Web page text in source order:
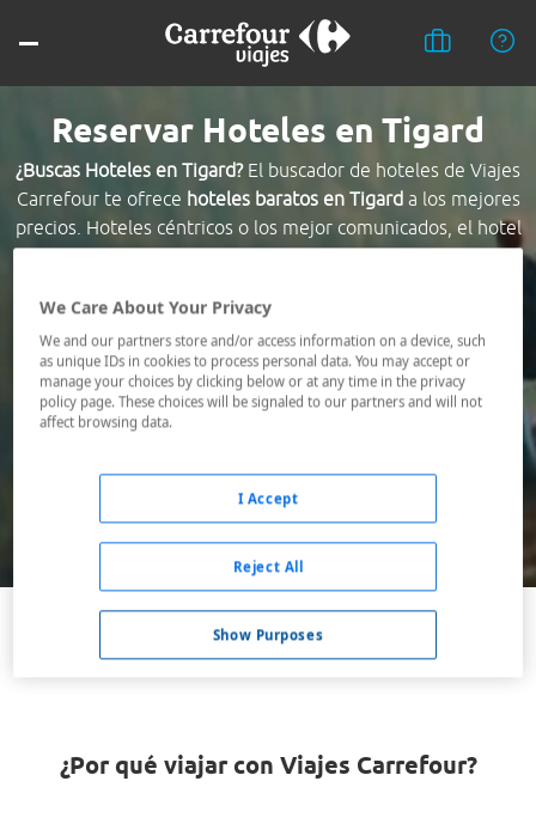
Reservar Hoteles en Tigard
¿Buscas Hoteles en Tigard?El buscador de hoteles de Viajes
Carrefour te ofrece hoteles baratos en Tigard a los mejores
precios. Hoteles céntricos o los mejor comunicados, el hotel
que busques nosotros te lo encontramos al mejor precio.
Destino *
Fechas *
06/08/2026 - 07/08/2026
Buscar
VER TODOS LOS HOTELES BARATOS EN TIGARD
¿Por qué viajar con Viajes Carrefour?
We Care About Your Privacy
We and our partners store and/or access information on a device, such
as unique IDs in cookies to process personal data. You may accept or
manage your choices by clicking below or at any time in the privacy
policy page. These choices will be signaled to our partners and will not
affect browsing data.
Show Purposes
Reject All
I Accept